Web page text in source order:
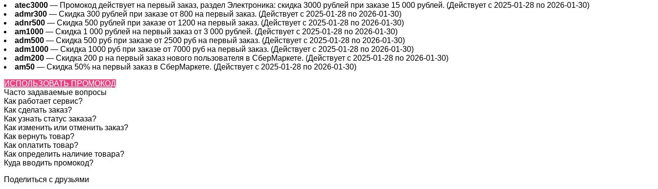
atec3000 — Промокод действует на первый заказ, раздел Электроника: скидка 3000 рублей при заказе 15 000 рублей. (Действует с 2025-01-28 по 2026-01-30)
admr300 — Скидка 300 рублей при заказе от 800 на первый заказ. (Действует с 2025-01-28 по 2026-01-30)
adnr500 — Скидка 500 рублей при заказе от 1200 на первый заказ. (Действует с 2025-01-28 по 2026-01-30)
am1000 — Скидка 1 000 рублей на первый заказ от 3 000 рублей. (Действует с 2025-01-28 по 2026-01-30)
adm500 — Скидка 500 руб при заказе от 2500 руб на первый заказ. (Действует с 2025-01-28 по 2026-01-30)
adm1000 — Скидка 1000 руб при заказе от 7000 руб на первый заказ. (Действует с 2025-01-28 по 2026-01-30)
adm200 — Cкидка 200 р на первый заказ нового пользователя в СберМаркете. (Действует с 2025-01-28 по 2026-01-30)
am50 — Скидка 50% на первый заказ в СберМаркете. (Действует с 2025-01-28 по 2026-01-30)
ИСПОЛЬЗОВАТЬ ПРОМОКОД
Часто задаваемые вопросы
Как работает сервис?
Как сделать заказ?
Как узнать статус заказа?
Как изменить или отменить заказ?
Как вернуть товар?
Как оплатить товар?
Как определить наличие товара?
Куда вводить промокод?
Поделиться с друзьями